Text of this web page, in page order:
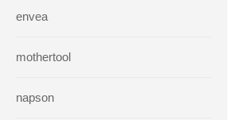
envea
mothertool
napson